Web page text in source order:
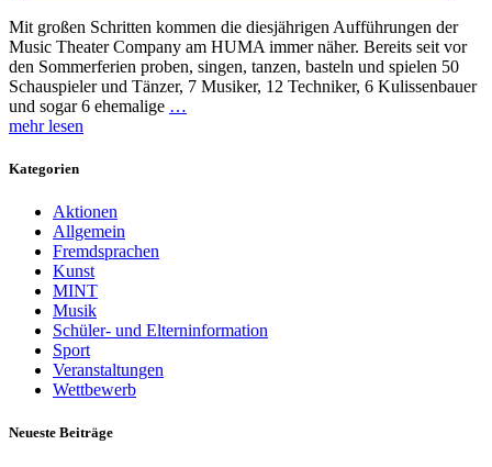
Mit großen Schritten kommen die diesjährigen Aufführungen der
Music Theater Company am HUMA immer näher. Bereits seit vor
den Sommerferien proben, singen, tanzen, basteln und spielen 50
Schauspieler und Tänzer, 7 Musiker, 12 Techniker, 6 Kulissenbauer
und sogar 6 ehemalige …
mehr lesen
Kategorien
Aktionen
Allgemein
Fremdsprachen
Kunst
MINT
Musik
Schüler- und Elterninformation
Sport
Veranstaltungen
Wettbewerb
Neueste Beiträge